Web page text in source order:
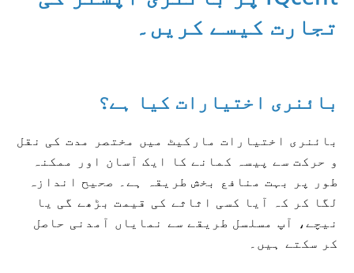
تجارت کیسے کریں۔
بائنری اختیارات کیا ہے؟
بائنری اختیارات مارکیٹ میں مختصر مدت کی نقل
و حرکت سے پیسہ کمانے کا ایک آسان اور ممکنہ
طور پر بہت منافع بخش طریقہ ہے۔
صحیح اندازہ
لگا کر کہ آیا کسی اثاثے کی قیمت بڑھے گی یا
نیچے، آپ مسلسل طریقے سے نمایاں آمدنی حاصل
کر سکتے ہیں۔